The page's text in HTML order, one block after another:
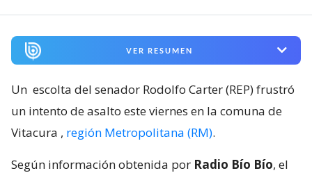
VER RESUMEN
Un escolta del senador Rodolfo Carter (REP) frustró
un intento de asalto este viernes en la comuna de
Vitacura , región Metropolitana (RM).
Según información obtenida por Radio Bío Bío, el